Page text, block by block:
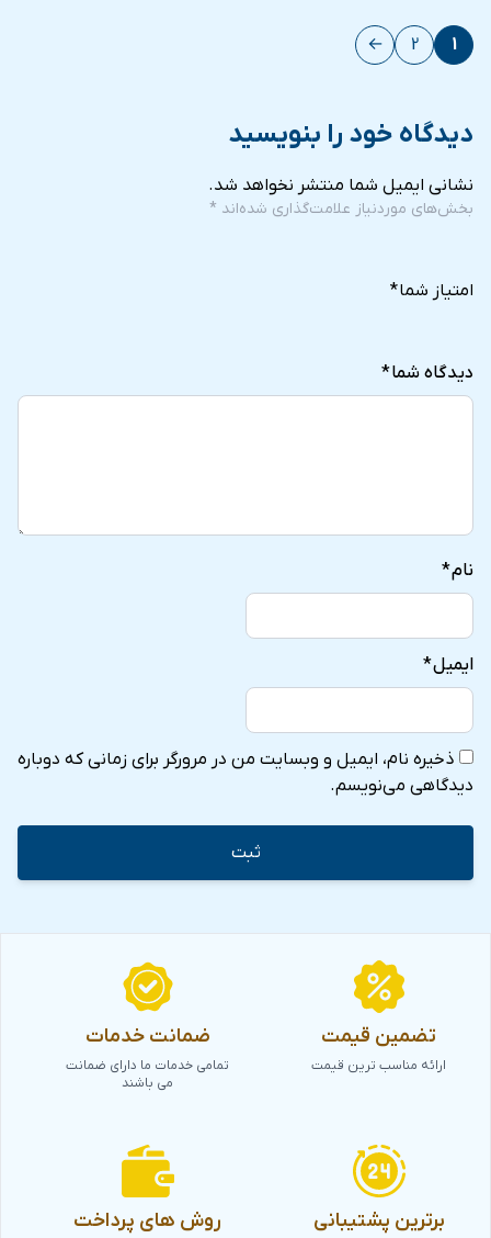
1
2
←
دیدگاه خود را بنویسید
نشانی ایمیل شما منتشر نخواهد شد.
بخش‌های موردنیاز علامت‌گذاری شده‌اند *
امتیاز شما*
دیدگاه شما*
نام*
ایمیل*
ذخیره نام، ایمیل و وبسایت من در مرورگر برای زمانی که دوباره
دیدگاهی می‌نویسم.
تضمین قیمت
ارائه مناسب ترین قیمت
ضمانت خدمات
تمامی خدمات ما دارای ضمانت
می باشند
برترین پشتیبانی
روش های پرداخت